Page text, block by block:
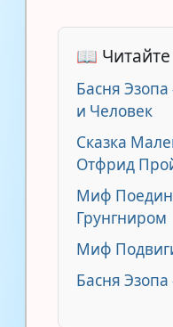
📖
Басня
и Человек
Сказка
Отфрид
Миф
Грунгниром
Миф
Басня